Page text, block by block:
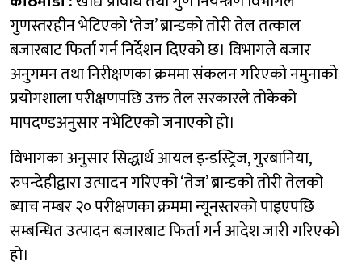
गुणस्तरहीन भेटिएको ‘तेज’ ब्रान्डको तोरी तेल तत्काल
बजारबाट फिर्ता गर्न निर्देशन दिएको छ। विभागले बजार
अनुगमन तथा निरीक्षणका क्रममा संकलन गरिएको नमुनाको
प्रयोगशाला परीक्षणपछि उक्त तेल सरकारले तोकेको
मापदण्डअनुसार नभेटिएको जनाएको हो।
विभागका अनुसार सिद्धार्थ आयल इन्डस्ट्रिज, गुरबानिया,
रुपन्देहीद्वारा उत्पादन गरिएको ‘तेज’ ब्रान्डको तोरी तेलको
ब्याच नम्बर २० परीक्षणका क्रममा न्यूनस्तरको पाइएपछि
सम्बन्धित उत्पादन बजारबाट फिर्ता गर्न आदेश जारी गरिएको
हो।